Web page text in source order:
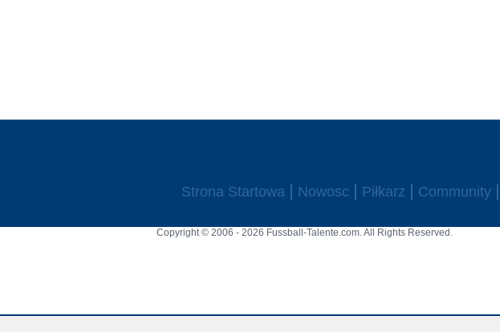
Strona Startowa Nowosc Piłkarz Community
Copyright © 2006 - 2026 Fussball-Talente.com. All Rights Reserved.